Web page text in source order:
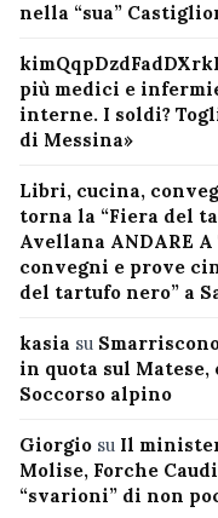
nella “sua”
più medici e
interne. I soldi?
di Messina»
Libri, cucina,
torna la “Fiera del
Avellana ANDARE A
convegni e prove
del tartufo nero” a
kasia su
in quota sul
Soccorso alpino
Giorgio su Il
Molise, Forche
“svarioni” di non